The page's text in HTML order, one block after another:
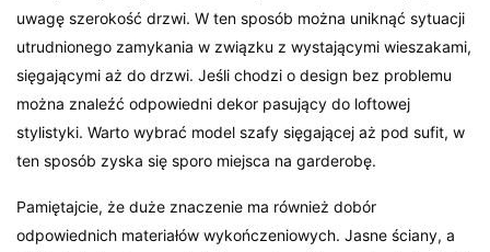
uwagę szerokość drzwi. W ten sposób można uniknąć sytuacji
utrudnionego zamykania w związku z wystającymi wieszakami,
sięgającymi aż do drzwi. Jeśli chodzi o design bez problemu
można znaleźć odpowiedni dekor pasujący do loftowej
stylistyki. Warto wybrać model szafy sięgającej aż pod sufit, w
ten sposób zyska się sporo miejsca na garderobę.
Pamiętajcie, że duże znaczenie ma również dobór
odpowiednich materiałów wykończeniowych. Jasne ściany, a